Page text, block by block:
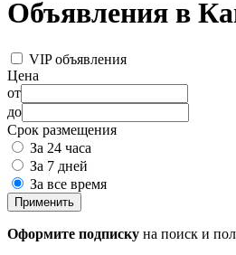
Объявления в
VIP объявления
Цена
от
до
Срок размещения
За 24 часа
За 7 дней
За все время
Применить
Оформите подписку на поиск и